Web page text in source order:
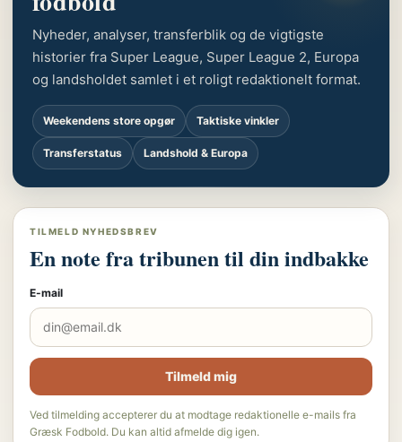
Nyheder, analyser, transferblik og de vigtigste
historier fra Super League, Super League 2, Europa
og landsholdet samlet i et roligt redaktionelt format.
Weekendens store opgør Taktiske vinkler
Transferstatus Landshold & Europa
TILMELD NYHEDSBREV
En note fra tribunen til din indbakke
E-mail
Tilmeld mig
Ved tilmelding accepterer du at modtage redaktionelle e-mails fra
Græsk Fodbold. Du kan altid afmelde dig igen.